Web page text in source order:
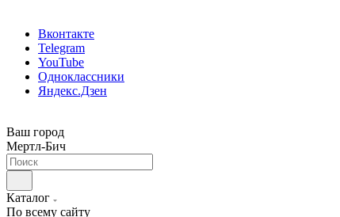
Вконтакте
Telegram
YouTube
Одноклассники
Яндекс.Дзен
Ваш город
Мертл-Бич
Каталог
По всему сайту